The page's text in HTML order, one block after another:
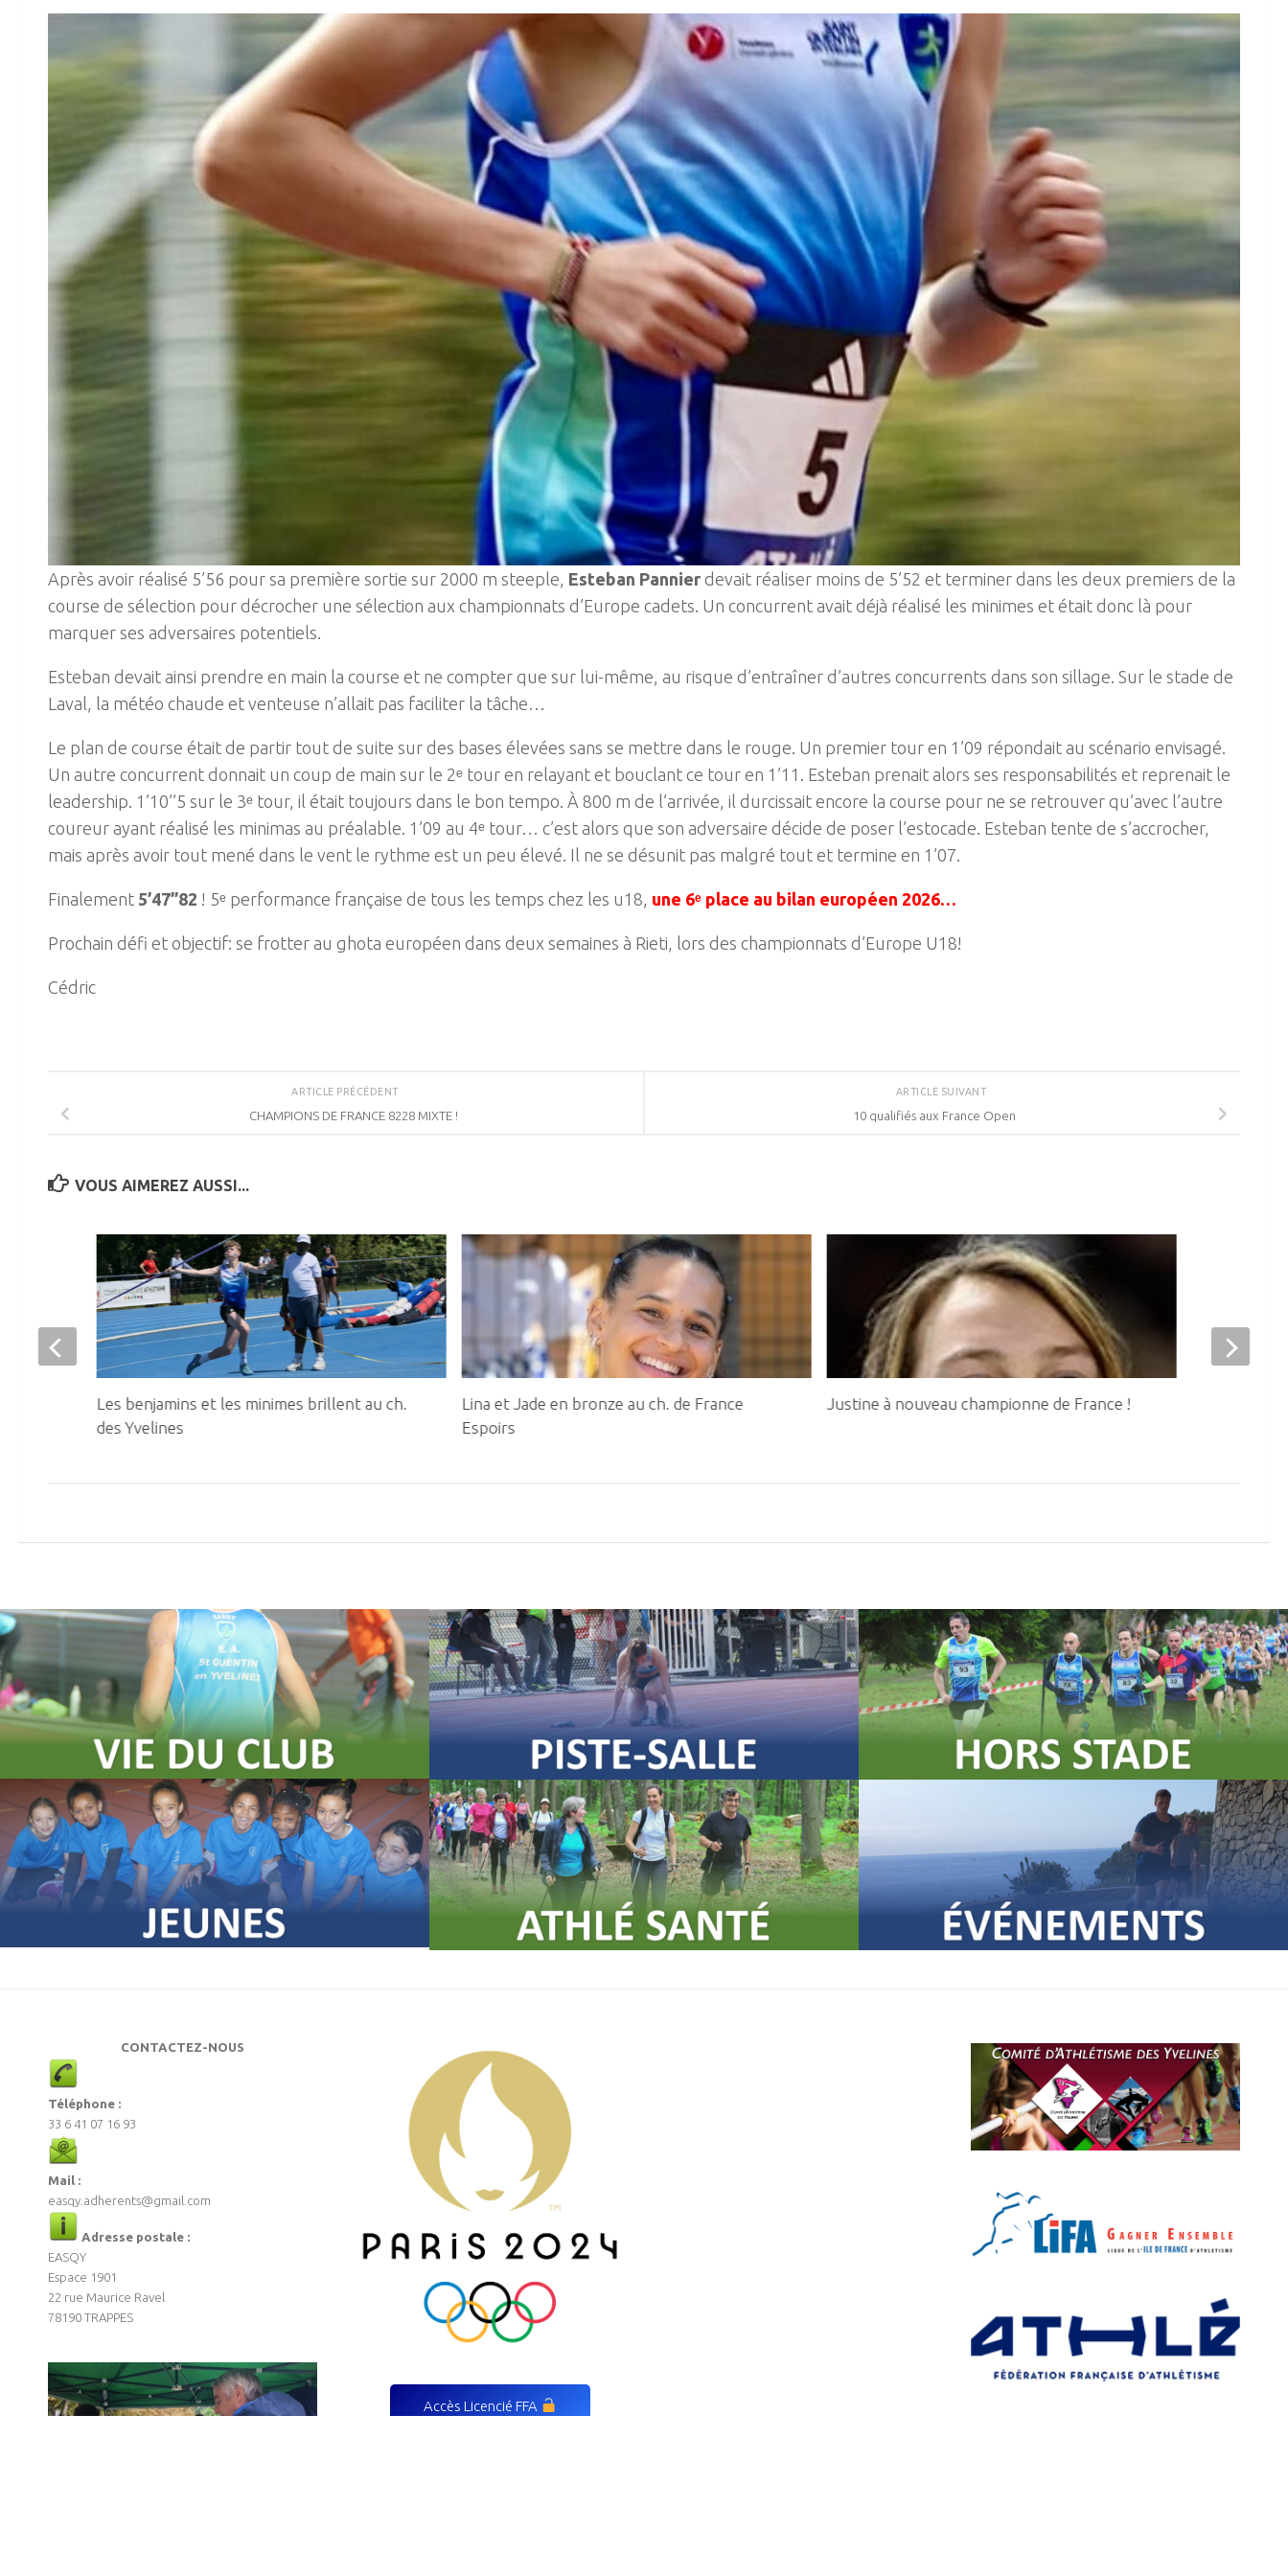
Après avoir réalisé 5’56 pour sa première sortie sur 2000 m steeple, Esteban Pannier devait réaliser moins de 5’52 et terminer dans les deux premiers de la
course de sélection pour décrocher une sélection aux championnats d’Europe cadets. Un concurrent avait déjà réalisé les minimes et était donc là pour
marquer ses adversaires potentiels.
Esteban devait ainsi prendre en main la course et ne compter que sur lui-même, au risque d’entraîner d’autres concurrents dans son sillage. Sur le stade de
Laval, la météo chaude et venteuse n’allait pas faciliter la tâche…
Le plan de course était de partir tout de suite sur des bases élevées sans se mettre dans le rouge. Un premier tour en 1’09 répondait au scénario envisagé.
Un autre concurrent donnait un coup de main sur le 2ᵉ tour en relayant et bouclant ce tour en 1’11. Esteban prenait alors ses responsabilités et reprenait le
leadership. 1’10’’5 sur le 3ᵉ tour, il était toujours dans le bon tempo. À 800 m de l’arrivée, il durcissait encore la course pour ne se retrouver qu’avec l’autre
coureur ayant réalisé les minimas au préalable. 1’09 au 4ᵉ tour… c’est alors que son adversaire décide de poser l’estocade. Esteban tente de s’accrocher,
mais après avoir tout mené dans le vent le rythme est un peu élevé. Il ne se désunit pas malgré tout et termine en 1’07.
Finalement 5’47’’82 ! 5ᵉ performance française de tous les temps chez les u18, une 6ᵉ place au bilan européen 2026…
Prochain défi et objectif: se frotter au ghota européen dans deux semaines à Rieti, lors des championnats d’Europe U18!
Cédric
ARTICLE SUIVANT
10 qualifiés aux France Open
ARTICLE PRÉCÉDENT
CHAMPIONS DE FRANCE 8228 MIXTE !
VOUS AIMEREZ AUSSI...
Lina et Jade en bronze au ch. de France
Espoirs
Justine à nouveau championne de France !
Les benjamins et les minimes brillent au ch.
des Yvelines
CONTACTEZ-NOUS
Téléphone :
33 6 41 07 16 93
Mail :
easqy.adherents@gmail.com
Adresse postale :
EASQY
Espace 1901
22 rue Maurice Ravel
78190 TRAPPES
Accès Licencié FFA